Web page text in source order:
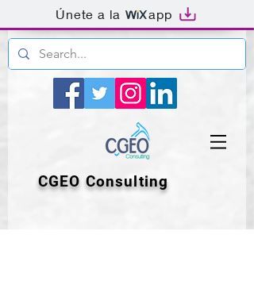
Únete a la app
CGEO Consulting